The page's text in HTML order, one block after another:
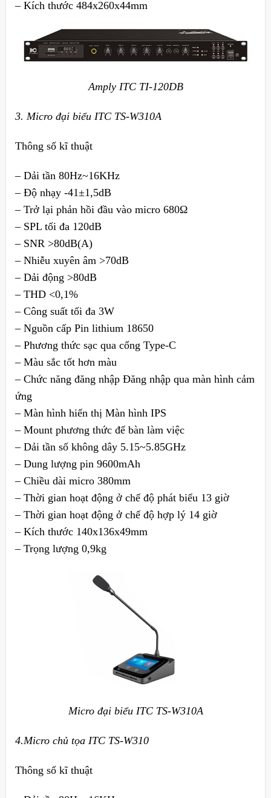
– Kích thước 484x260x44mm
Amply ITC TI-120DB
3. Micro đại biểu ITC TS-W310A
Thông số kĩ thuật
– Dải tần 80Hz~16KHz
– Độ nhạy -41±1,5dB
– Trở lại phản hồi đầu vào micro 680Ω
– SPL tối đa 120dB
– SNR >80dB(A)
– Nhiễu xuyên âm >70dB
– Dải động >80dB
– THD <0,1%
– Công suất tối đa 3W
– Nguồn cấp Pin lithium 18650
– Phương thức sạc qua cổng Type-C
– Màu sắc tốt hơn màu
– Chức năng đăng nhập Đăng nhập qua màn hình cảm
ứng
– Màn hình hiển thị Màn hình IPS
– Mount phương thức để bàn làm việc
– Dải tần số không dây 5.15~5.85GHz
– Dung lượng pin 9600mAh
– Chiều dài micro 380mm
– Thời gian hoạt động ở chế độ phát biểu 13 giờ
– Thời gian hoạt động ở chế độ hợp lý 14 giờ
– Kích thước 140x136x49mm
– Trọng lượng 0,9kg
Micro đại biểu ITC TS-W310A
4.Micro chủ tọa ITC TS-W310
Thông số kĩ thuật